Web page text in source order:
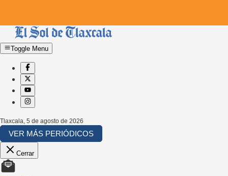
Toggle Menu
Tlaxcala 5 de agosto de 2026
VER MÁS PERIÓDICOS
Cerrar